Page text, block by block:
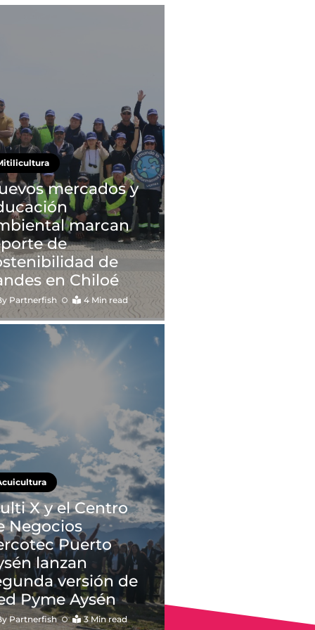
mercados y
marcan
de
de
en Chiloé
Partnerfish 4 Min read
X y el Centro
Negocios
Puerto
lanzan
versión de
Pyme Aysén
Partnerfish 3 Min read